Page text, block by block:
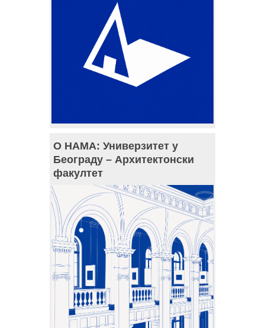
О НАМА: Универзитет у
Београду – Архитектонски
факултет